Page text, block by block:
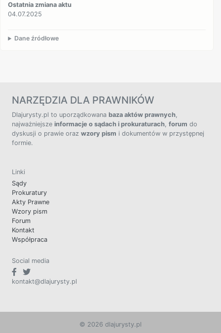
Ostatnia zmiana aktu
04.07.2025
Dane źródłowe
NARZĘDZIA DLA PRAWNIKÓW
Dlajurysty.pl to uporządkowana baza aktów prawnych,
najważniejsze informacje o sądach i prokuraturach, forum do
dyskusji o prawie oraz wzory pism i dokumentów w przystępnej
formie.
Linki
Sądy
Prokuratury
Akty Prawne
Wzory pism
Forum
Kontakt
Współpraca
Social media
kontakt@dlajurysty.pl
© 2026 dlajurysty.pl